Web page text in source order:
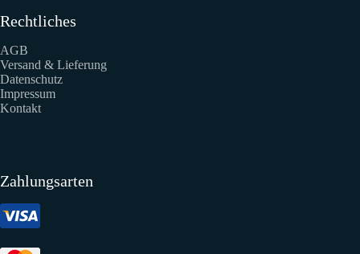
Rechtliches
AGB
Versand & Lieferung
Datenschutz
Impressum
Kontakt
Zahlungsarten